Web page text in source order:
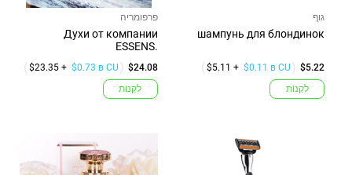
פרפומריה
Духи от компании
ESSENS.
$24.08
$23.35 + $0.73 в CU
לִקְנוֹת
גוף
шампунь для блондинок
$5.22
$5.11 + $0.11 в CU
לִקְנוֹת